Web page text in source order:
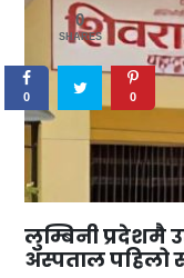
लुम्बिनी प्रदेशमै
अस्पताल पहिलो
0
SHARES
0 0